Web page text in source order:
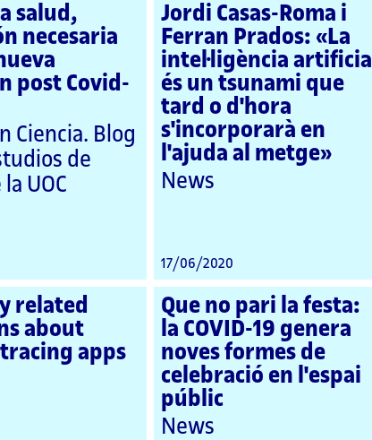
salud,
necesaria
post Covid-
Ciencia. Blog
de
UOC
Jordi Casas-Roma i
Ferran Prados: «La
intel·ligència artificial
és un tsunami que
tard o d'hora
s'incorporarà en
l'ajuda al metge»
News
17/06/2020
related
about
apps
Que no pari la festa:
la COVID-19 genera
noves formes de
celebració en l'espai
públic
News